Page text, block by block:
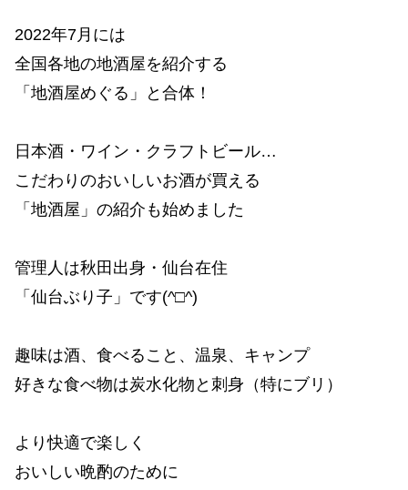
2022年7月には
全国各地の地酒屋を紹介する
「地酒屋めぐる」と合体！
日本酒・ワイン・クラフトビール…
こだわりのおいしいお酒が買える
「地酒屋」の紹介も始めました
管理人は秋田出身・仙台在住
「仙台ぶり子」です(^□^)
趣味は酒、食べること、温泉、キャンプ
好きな食べ物は炭水化物と刺身（特にブリ）
より快適で楽しく
おいしい晩酌のために